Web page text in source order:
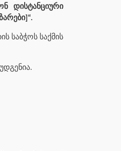
დისტანციური
საბჭოს საქმის